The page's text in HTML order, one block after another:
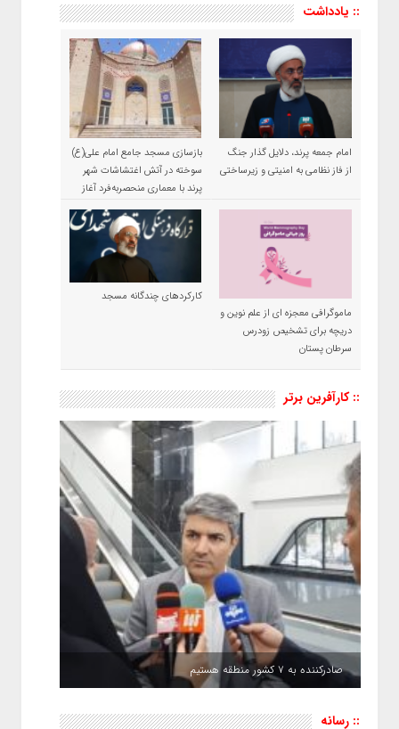
:: یادداشت
امام جمعه پرند، دلایل گذار جنگ
از فاز نظامی به امنیتی و زیرساختی
بازسازی مسجد جامع امام علی(ع)
سوخته در آتش اغتشاشات شهر
پرند با معماری منحصربه‌فرد آغاز
شد
ماموگرافی معجزه ای از علم نوین و
دریچه برای تشخیص زودرس
سرطان پستان
کارکردهای چندگانه مسجد
:: کارآفرین برتر
صادرکننده به ۷ کشور منطقه هستیم
:: رسانه